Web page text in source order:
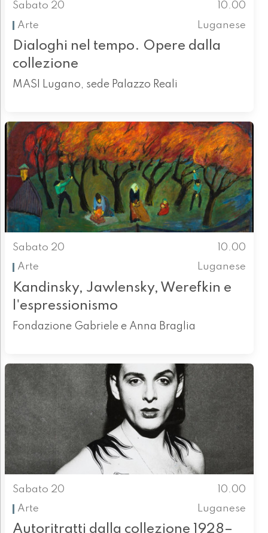
Sabato 20
10.00
Arte
Luganese
Dialoghi nel tempo. Opere dalla
collezione
MASI Lugano, sede Palazzo Reali
Sabato 20
10.00
Arte
Luganese
Kandinsky, Jawlensky, Werefkin e
l'espressionismo
Fondazione Gabriele e Anna Braglia
Sabato 20
10.00
Arte
Luganese
Autoritratti dalla collezione 1928–